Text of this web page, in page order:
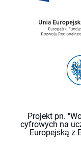
Projekt pn.
cyfrowych na
Europejską z